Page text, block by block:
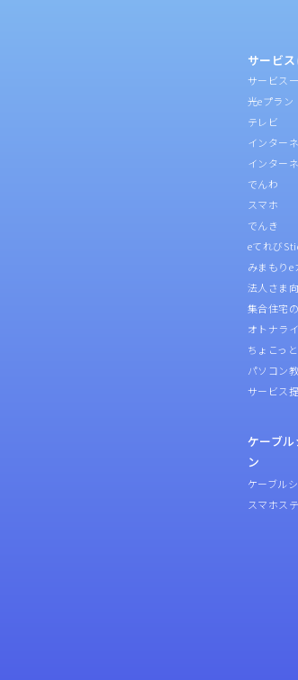
サービ
サービス
光eプラン
テレビ
インター
インター
でんわ
スマホ
でんき
eてれび
みまもりe
法人さま
集合住宅
オトナラ
ちょこっ
パソコン
サービス
ケーブ
ン
ケーブル
スマホス